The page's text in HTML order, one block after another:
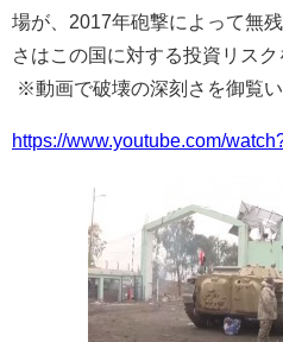
場が、2017年砲撃によって無
さはこの国に対する投資リスク
※動画で破壊の深刻さを御覧い
https://www.youtube.com/